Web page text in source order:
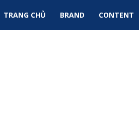
SkyTRANG CHỦ BRAND CONTENT